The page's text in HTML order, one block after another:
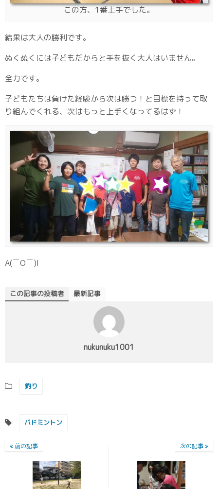
この方、1番上手でした。
結果は大人の勝利です。
ぬくぬくには子どもだからと手を抜く大人はいません。
全力です。
子どもたちは負けた経験から次は勝つ！と目標を持って取
り組んでくれる、次はもっと上手くなってるはず！
A(￣O￣)I
この記事の投稿者 最新記事
nukunuku1001
釣り
バドミントン
前の記事 次の記事